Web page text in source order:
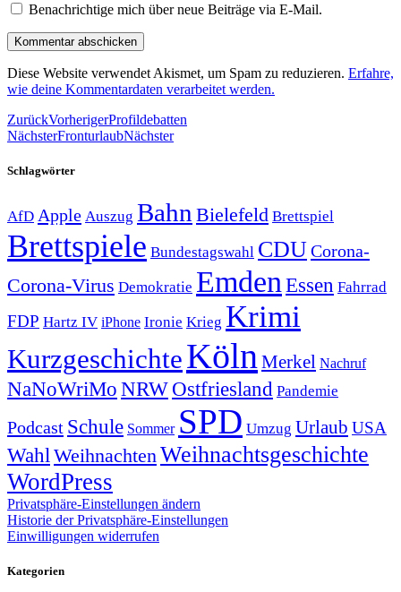
Benachrichtige mich über neue Beiträge via E-Mail.
Diese Website verwendet Akismet, um Spam zu reduzieren. Erfahre,
wie deine Kommentardaten verarbeitet werden.
ZurückVorherigerProfildebatten
NächsterFronturlaubNächster
Schlagwörter
AfD Apple Auszug Bahn Bielefeld Brettspiel
Brettspiele Bundestagswahl CDUCorona-
Corona-Virus Demokratie Emden Essen Fahrrad
FDP Hartz IV iPhone Ironie Krieg Krimi
KurzgeschichteKölnMerkel Nachruf
NaNoWriMo NRWOstfriesland Pandemie
Podcast Schule Sommer SPD Umzug Urlaub USA
WahlWeihnachtenWeihnachtsgeschichte
WordPress
Privatsphäre-Einstellungen ändern
Historie der Privatsphäre-Einstellungen
Einwilligungen widerrufen
Kategorien